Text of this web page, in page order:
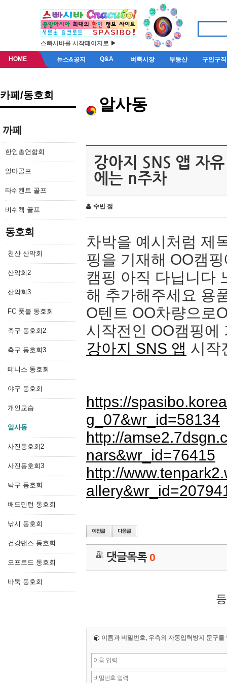
스빠시바를 시작페이지로 ▶
HOME 뉴스&공지 Q&A 벼룩시장 부동산 구인구직
카페/동호회
까페
한인총연합회
알마골프
타쉬켄트 골프
비쉬켁 골프
동호회
천산 산악회
산악회2
산악회3
FC 풋볼 동호회
축구 동호회2
축구 동호회3
테니스 동호회
야구 동호회
개인교습
알사동
사진동호회2
사진동호회3
탁구 동호회
배드민턴 동호회
낚시 동호회
건강댄스 동호회
오프로드 동호회
바둑 동호회
알사동
강아지 SNS 앱 자
에는 n주차
수빈 정
차박을 예시처럼 제
핑을 기재해 OO캠
캠핑 아직 다닙니다
해 추가해주세요 용
O텐트 OO차량으로
시작전인 OO캠핑에
강아지 SNS 앱 시작
https://
g_07&wr_id=58134
http://
nars&wr_id=76415
http://
댓글목록0
이름과 비밀번호, 우측의 자동입력방지 문구를